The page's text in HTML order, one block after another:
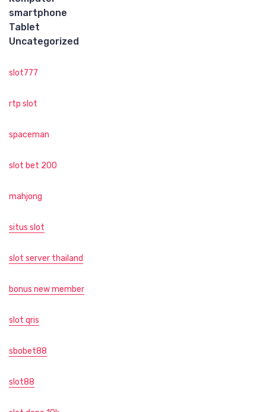
smartphone
Tablet
Uncategorized
slot777
rtp slot
spaceman
slot bet 200
mahjong
situs slot
slot server thailand
bonus new member
slot qris
sbobet88
slot88